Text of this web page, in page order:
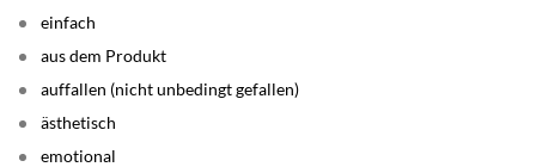
einfach
aus dem Produkt
auffallen (nicht unbedingt gefallen)
ästhetisch
emotional